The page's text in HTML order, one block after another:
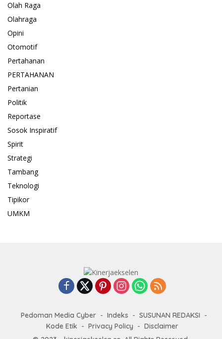
Olah Raga
Olahraga
Opini
Otomotif
Pertahanan
PERTAHANAN
Pertanian
Politik
Reportase
Sosok Inspiratif
Spirit
Strategi
Tambang
Teknologi
Tipikor
UMKM
Pedoman Media Cyber Indeks
SUSUNAN REDAKSI
Kode Etik
Privacy Policy
Disclaimer